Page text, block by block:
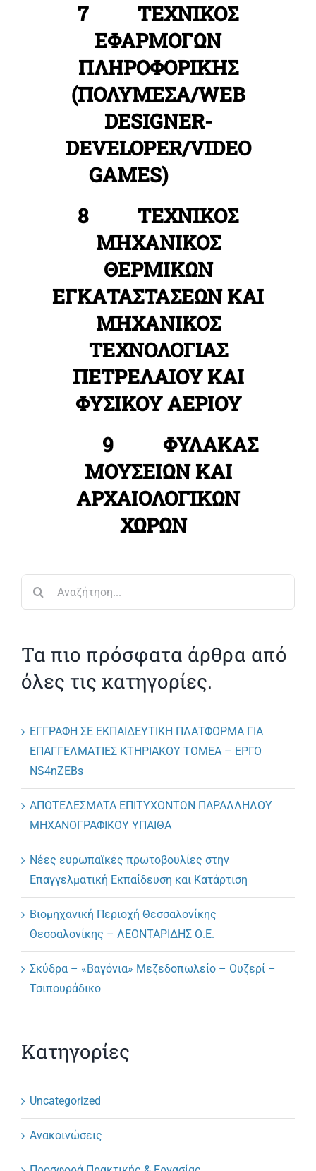
7 ΤΕΧΝΙΚΟΣ
ΕΦΑΡΜΟΓΩΝ
ΠΛΗΡΟΦΟΡΙΚΗΣ
(ΠΟΛΥΜΕΣΑ/WEB
DESIGNER-
DEVELOPER/VIDEO
GAMES)
8 ΤΕΧΝΙΚΟΣ
ΜΗΧΑΝΙΚΟΣ
ΘΕΡΜΙΚΩΝ
ΕΓΚΑΤΑΣΤΑΣΕΩΝ ΚΑΙ
ΜΗΧΑΝΙΚΟΣ
ΤΕΧΝΟΛΟΓΙΑΣ
ΠΕΤΡΕΛΑΙΟΥ ΚΑΙ
ΦΥΣΙΚΟΥ ΑΕΡΙΟΥ
9 ΦΥΛΑΚΑΣ
ΜΟΥΣΕΙΩΝ ΚΑΙ
ΑΡΧΑΙΟΛΟΓΙΚΩΝ
ΧΩΡΩΝ
Τα πιο πρόσφατα άρθρα από
όλες τις κατηγορίες.
ΕΓΓΡΑΦΗ ΣΕ ΕΚΠΑΙΔΕΥΤΙΚΗ ΠΛΑΤΦΟΡΜΑ ΓΙΑ
ΕΠΑΓΓΕΛΜΑΤΙΕΣ ΚΤΗΡΙΑΚΟΥ ΤΟΜΕΑ – ΕΡΓΟ
NS4nZEBs
ΑΠΟΤΕΛΕΣΜΑΤΑ ΕΠΙΤΥΧΟΝΤΩΝ ΠΑΡΑΛΛΗΛΟΥ
ΜΗΧΑΝΟΓΡΑΦΙΚΟΥ ΥΠΑΙΘΑ
Νέες ευρωπαϊκές πρωτοβουλίες στην
Επαγγελματική Εκπαίδευση και Κατάρτιση
Βιομηχανική Περιοχή Θεσσαλονίκης
Θεσσαλονίκης – ΛΕΟΝΤΑΡΙΔΗΣ Ο.Ε.
Σκύδρα – «Βαγόνια» Μεζεδοπωλείο – Ουζερί –
Τσιπουράδικο
Κατηγορίες
Uncategorized
Ανακοινώσεις